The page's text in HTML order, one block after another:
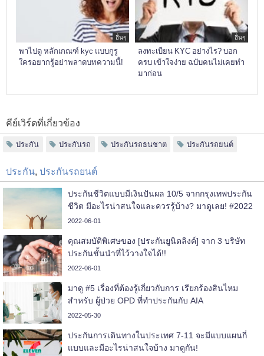
อื่นๆ
พาไปดู หลักเกณฑ์ kyc แบบกูรู
ใครอยากรู้อย่าพลาดบทความนี้!
อื่นๆ
ลงทะเบียน KYC อย่างไร? บอก
ครบ เข้าใจง่าย ฉบับคนไม่เคยทำ
มาก่อน
คีย์เวิร์ดที่เกี่ยวข้อง
ประกัน ประกันรถ ประกันรถธนชาต ประกันรถยนต์
ประกัน ประกันรถยนต์
ประกันชีวิตแบบมีเงินปันผล 10/5 จากกรุงเทพประกัน
ชีวิต มีอะไรน่าสนใจและควรรู้บ้าง? มาดูเลย! #2022
2022-06-01
คุณสมบัติพิเศษของ [ประกันยูนิตลิงค์] จาก 3 บริษัท
ประกันชั้นนำที่ไว้วางใจได้!!
2022-06-01
มาดู #5 เรื่องที่ต้องรู้เกี่ยวกับการ เรียกร้องสินไหม
สำหรับ ผู้ป่วย OPD ที่ทำประกันกับ AIA
2022-05-30
ประกันการเดินทางในประเทศ 7-11 จะมีแบบแผนกี่
แบบและมีอะไรน่าสนใจบ้าง มาดูกัน!